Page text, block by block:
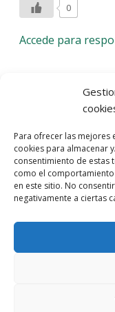
Para ofrecer las mejores
cookies para almacenar
consentimiento de
como el
en este sitio. No
negativamente a ciertas
0
Accede para
Deja una
comentario.
Entra con tu red
He leído y acepto la